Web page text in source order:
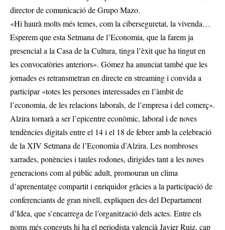
director de comunicació de Grupo Mazo.
«Hi haurà molts més temes, com la ciberseguretat, la vivenda…
Esperem que esta Setmana de l’Economia, que la farem ja
presencial a la Casa de la Cultura, tinga l’èxit que ha tingut en
les convocatòries anteriors». Gómez ha anunciat també que les
jornades es retransmetran en directe en streaming i convida a
participar «totes les persones interessades en l’àmbit de
l’economia, de les relacions laborals, de l’empresa i del comerç».
Alzira tornarà a ser l’epicentre econòmic, laboral i de noves
tendències digitals entre el 14 i el 18 de febrer amb la celebració
de la XIV Setmana de l’Economia d’Alzira. Les nombroses
xarrades, ponències i taules rodones, dirigides tant a les noves
generacions com al públic adult, promouran un clima
d’aprenentatge compartit i enriquidor gràcies a la participació de
conferenciants de gran nivell, expliquen des del Departament
d’Idea, que s’encarrega de l’organització dels actes. Entre els
noms més coneguts hi ha el periodista valencià Javier Ruiz, cap